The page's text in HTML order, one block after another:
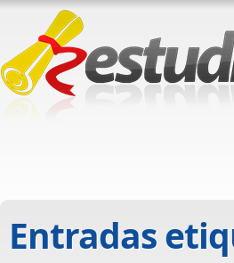
Entradas